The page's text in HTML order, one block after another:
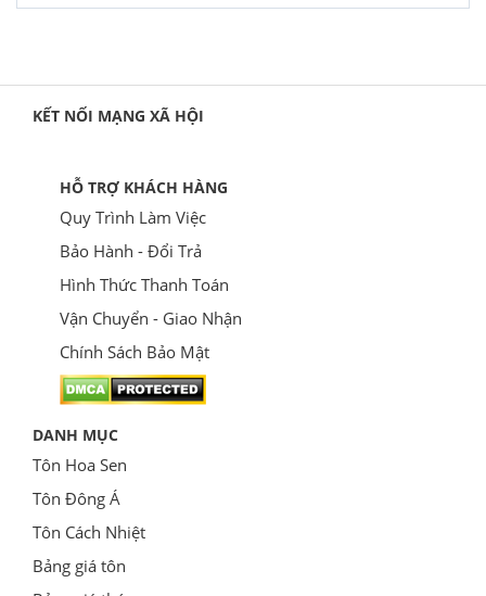
KẾT NỐI MẠNG XÃ HỘI
HỖ TRỢ KHÁCH HÀNG
Quy Trình Làm Việc
Bảo Hành - Đổi Trả
Hình Thức Thanh Toán
Vận Chuyển - Giao Nhận
Chính Sách Bảo Mật
DANH MỤC
Tôn Hoa Sen
Tôn Đông Á
Tôn Cách Nhiệt
Bảng giá tôn